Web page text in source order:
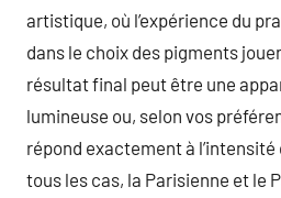
artistique, où l’expérience du
dans le choix des pigments
résultat final peut être une
lumineuse ou, selon vos
répond exactement à
tous les cas, la Parisienne et le